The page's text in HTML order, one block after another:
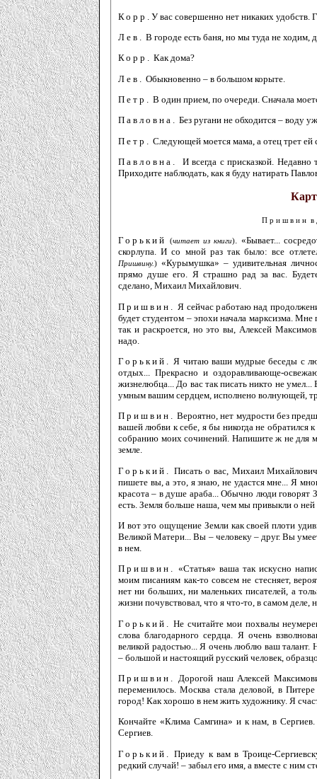
Корр. У вас совершенно нет никаких удобств.
Лев.
В городе есть баня, но мы туда не ходим,
Корр. Как дома?
Лев.
Обыкновенно – в большом корыте.
Петр.
В один прием, по очереди. Сначала
Павловна. Без ругани не обходится – воду
Петр.
Следующей моется мама, а отец трет ей
Павловна. И всегда с присказкой.
Приходите наблюдать, как я буду натирать
Пришвин в
Горький (читает из книги). «Бывает...
скорлупа. И со мной раз так было: все
Пришвину.) «Курымушка» – удивительная
прямо душе его. Я страшно рад за вас.
сделано, Михаил Михайлович.
Пришвин.
Я сейчас работаю над
будет студентом – эпохи начала марксизма. Мне
так и раскроется, но это вы, Алексей
надо.
Горький.
Я читаю ваши мудрые беседы с
отдых... Прекрасно и оздоравливающе-
жизнелюбца... До вас так писать никто не
умным вашим сердцем, исполнено волнующей,
Пришвин. Вероятно, нет мудрости без
вашей любви к себе, я бы никогда не обратился
собранию моих сочинений. Напишите ж не для
земле.
Горький.
Писать о вас, Михаил
пишете вы, а это, я знаю, не удастся мне... Я
красота – в душе араба... Обычно люди
есть. Земля больше наша, чем мы привыкли о ней
И вот это ощущение Земли как своей плоти
Великой Матери... Вы – человеку – друг. Вы
в нем.
Пришвин. «Статья» ваша так искусно
моим писаниям как-то совсем не стесняет,
нет ни больших, ни маленьких писателей, а
жизни почувствовал, что я что-то, в самом деле,
Горький.
Не считайте мои похвалы
слова благодарного сердца. Я очень
великой радостью... Я очень люблю ваш
– большой и настоящий русский человек,
Пришвин.
Дорогой наш Алексей
переменилось. Москва стала деловой, в
город! Как хорошо в нем жить художнику. Я
Кончайте «Клима Самгина» и к нам, в
Сергиев.
Горький.
Приеду к вам в Троице-
редкий случай! – забыл его имя, а вместе с ним